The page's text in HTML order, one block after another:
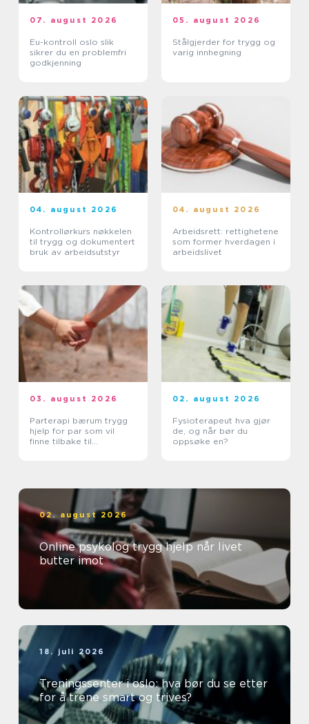
07. august 2026
Eu-kontroll oslo slik
sikrer du en problemfri
godkjenning
05. august 2026
Stålgjerder for trygg og
varig innhegning
04. august 2026
Kontrollørkurs nøkkelen
til trygg og dokumentert
bruk av arbeidsutstyr
04. august 2026
Arbeidsrett: rettighetene
som former hverdagen i
arbeidslivet
03. august 2026
Parterapi bærum trygg
hjelp for par som vil
finne tilbake til
02. august 2026
Fysioterapeut hva gjør
de, og når bør du
oppsøke en?
02. august 2026
Online psykolog trygg hjelp når livet
butter imot
18. juli 2026
Treningssenter i oslo: hva bør du se etter
for å trene smart og trives?